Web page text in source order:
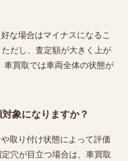
な場合はマイナスになるこ
ただし、査定額が大きく上が
買取では車両全体の状態が
象になりますか？
取り付け状態によって評価
穴が目立つ場合は、車買取